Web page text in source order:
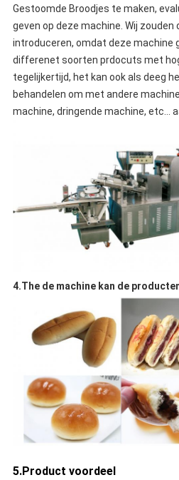
Gestoomde Broodjes te maken,
geven op deze machine. Wij zouden
introduceren, omdat deze machine
differenet soorten prdocuts met
tegelijkertijd, het kan ook als deeg
behandelen om met andere
machine, dringende machine, etc…
4.The de machine kan de
5.Product voordeel